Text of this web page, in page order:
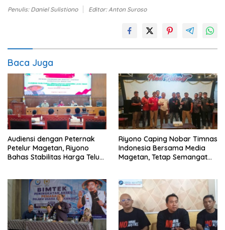
Penulis: Daniel Sulistiono Editor: Anton Suroso
Baca Juga
Audiensi dengan Peternak
Petelur Magetan, Riyono
Bahas Stabilitas Harga Telur
Riyono Caping Nobar Timnas
Indonesia Bersama Media
Magetan, Tetap Semangat